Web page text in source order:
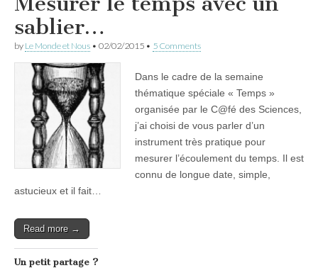
sablier…
by Le Monde et Nous • 02/02/2015 • 5 Comments
Dans le cadre de la semaine
thématique spéciale « Temps »
organisée par le C@fé des Sciences,
j’ai choisi de vous parler d’un
instrument très pratique pour
mesurer l’écoulement du temps. Il est
connu de longue date, simple,
astucieux et il fait…
Read more →
Un petit partage ?